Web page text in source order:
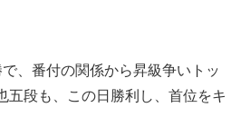
、番付の関係から昇級争いトッ
五段も、この日勝利し、首位をキ